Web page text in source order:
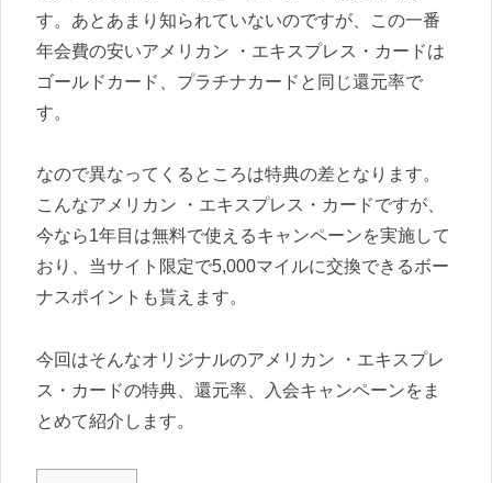
す。あとあまり知られていないのですが、この一番
年会費の安いアメリカン ・エキスプレス・カードは
ゴールドカード、プラチナカードと同じ還元率で
す。
なので異なってくるところは特典の差となります。
こんなアメリカン ・エキスプレス・カードですが、
今なら1年目は無料で使えるキャンペーンを実施して
おり、当サイト限定で5,000マイルに交換できるボー
ナスポイントも貰えます。
今回はそんなオリジナルのアメリカン ・エキスプレ
ス・カードの特典、還元率、入会キャンペーンをま
とめて紹介します。